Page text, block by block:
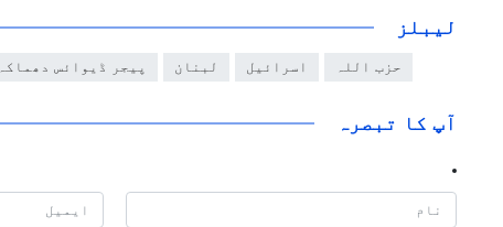
لیبلز
حزب اللہ اسرائیل لبنان پیجر ڈیوائس دھماکہ
آپ کا تبصرہ